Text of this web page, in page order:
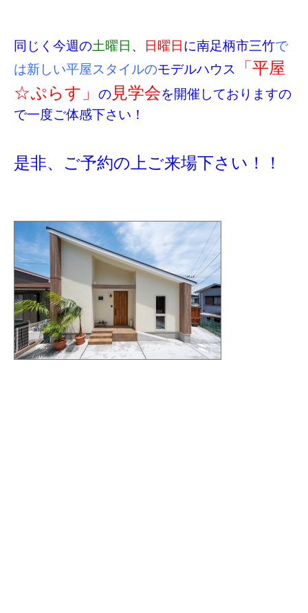
同じく今週の土曜日 、 日曜日 に南足柄市三竹で
は新しい平屋スタイルのモデルハウス
「平屋
☆ぷらす」
の 見学会を開催しておりますの
で一度ご体感下さい！
是非、ご予約の上ご来場下さい！！